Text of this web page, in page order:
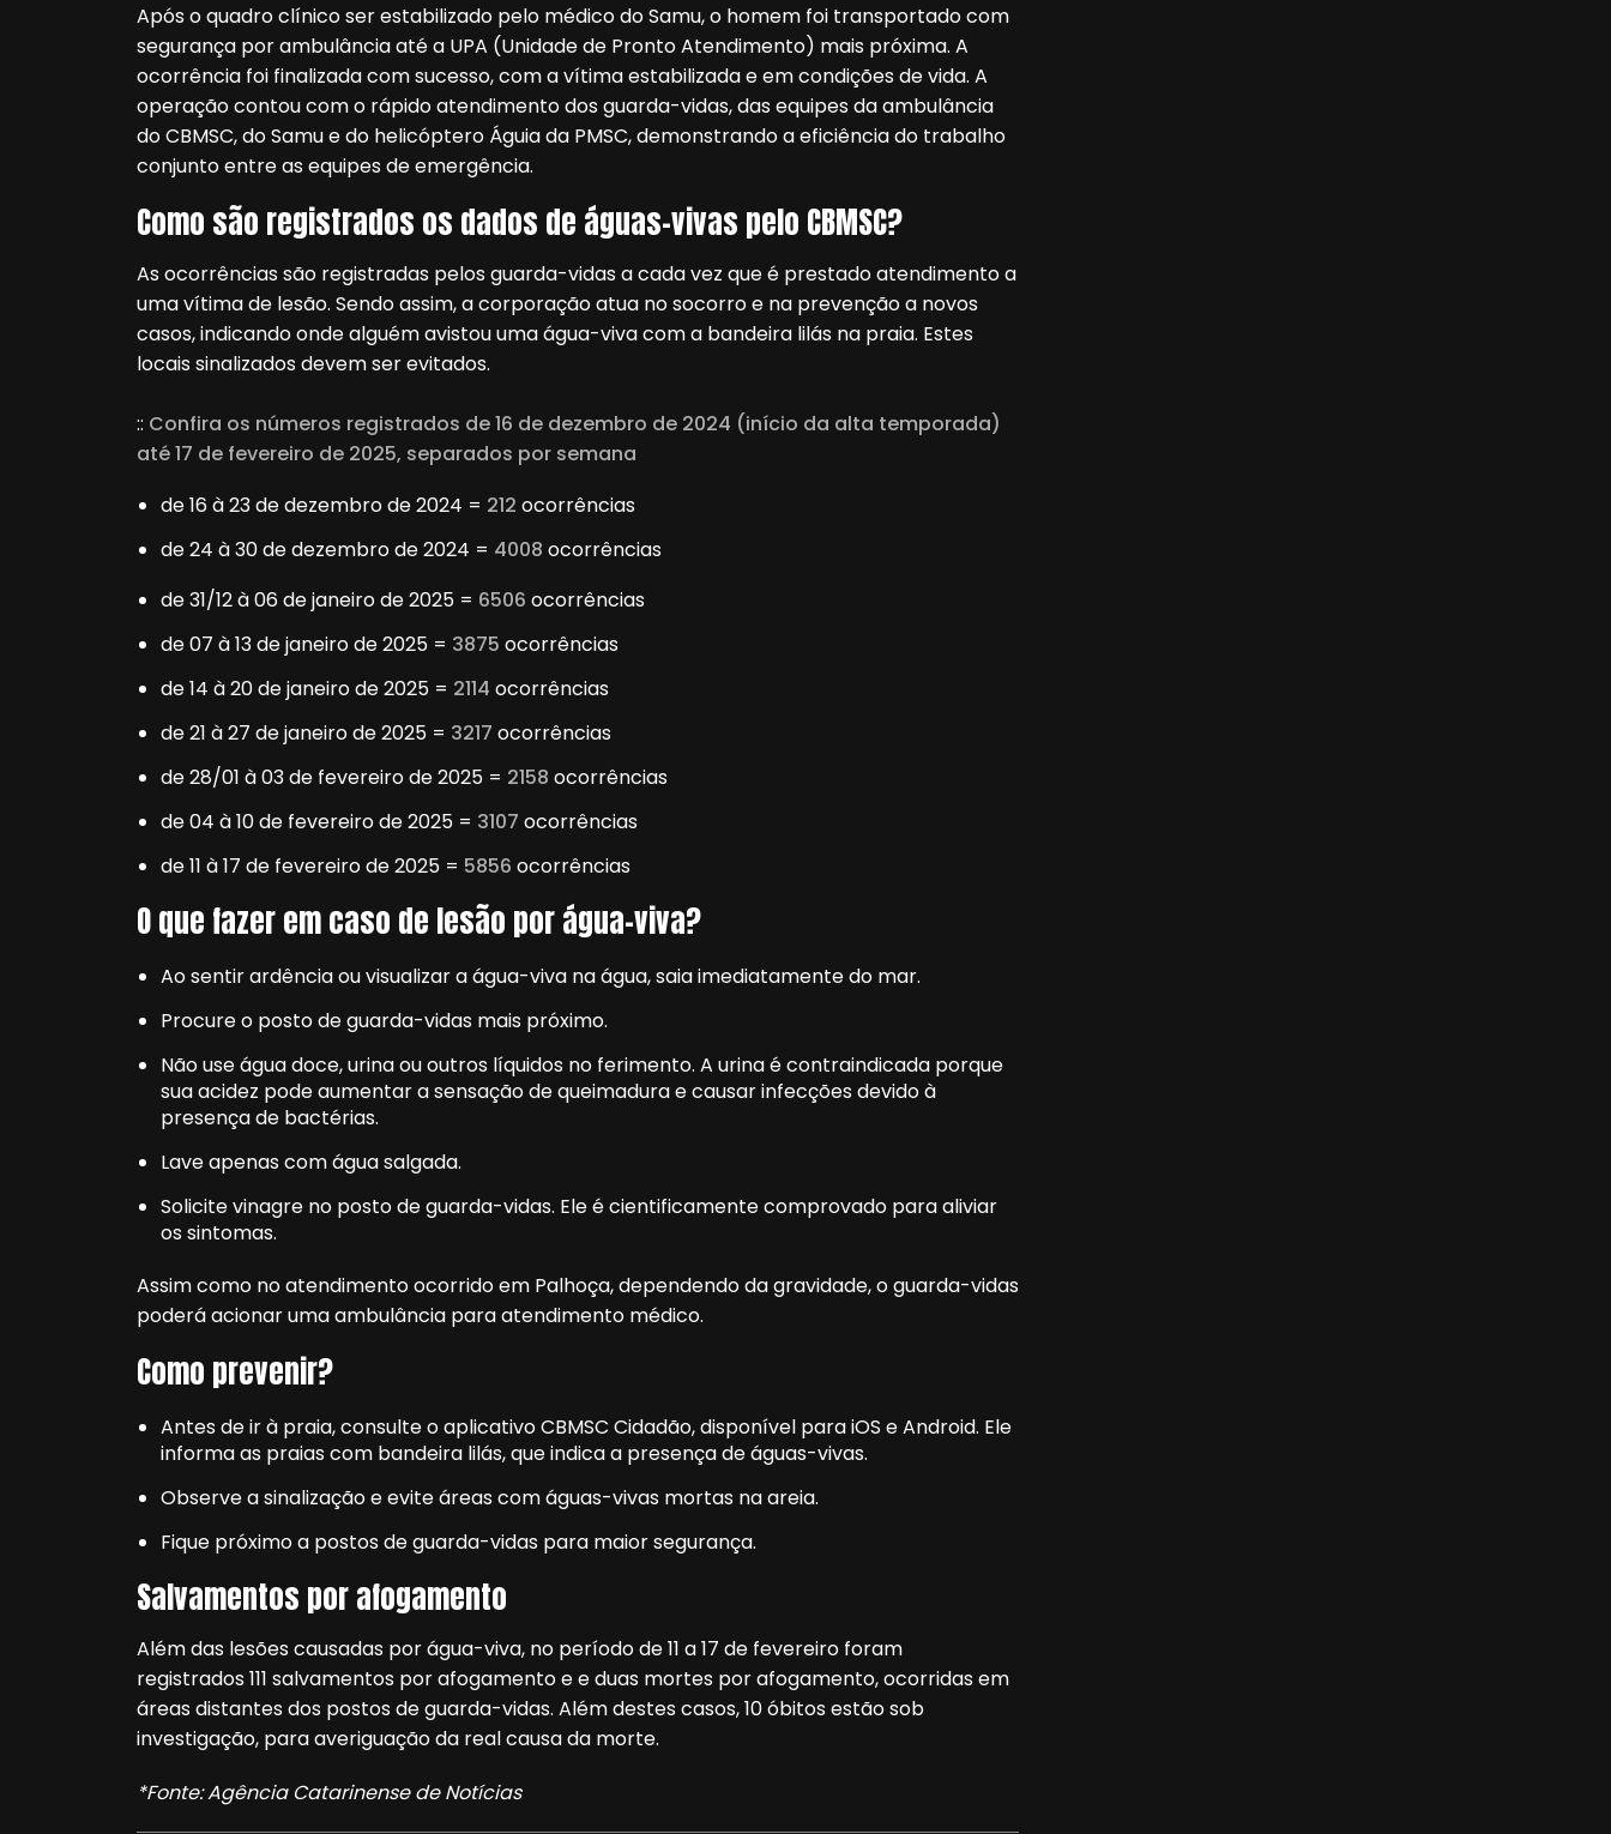
Após o quadro clínico ser estabilizado pelo médico do Samu, o homem foi transportado com
segurança por ambulância até a UPA (Unidade de Pronto Atendimento) mais próxima. A
ocorrência foi finalizada com sucesso, com a vítima estabilizada e em condições de vida. A
operação contou com o rápido atendimento dos guarda-vidas, das equipes da ambulância
do CBMSC, do Samu e do helicóptero Águia da PMSC, demonstrando a eficiência do trabalho
conjunto entre as equipes de emergência.
Como são registrados os dados de águas-vivas pelo CBMSC?
As ocorrências são registradas pelos guarda-vidas a cada vez que é prestado atendimento a
uma vítima de lesão. Sendo assim, a corporação atua no socorro e na prevenção a novos
casos, indicando onde alguém avistou uma água-viva com a bandeira lilás na praia. Estes
locais sinalizados devem ser evitados.
:: Confira os números registrados de 16 de dezembro de 2024 (início da alta temporada)
até 17 de fevereiro de 2025, separados por semana
de 16 à 23 de dezembro de 2024 = 212 ocorrências
de 24 à 30 de dezembro de 2024 = 4008 ocorrências
de 31/12 à 06 de janeiro de 2025 = 6506 ocorrências
de 07 à 13 de janeiro de 2025 = 3875 ocorrências
de 14 à 20 de janeiro de 2025 = 2114 ocorrências
de 21 à 27 de janeiro de 2025 = 3217 ocorrências
de 28/01 à 03 de fevereiro de 2025 = 2158 ocorrências
de 04 à 10 de fevereiro de 2025 = 3107 ocorrências
de 11 à 17 de fevereiro de 2025 = 5856 ocorrências
O que fazer em caso de lesão por água-viva?
Ao sentir ardência ou visualizar a água-viva na água, saia imediatamente do mar.
Procure o posto de guarda-vidas mais próximo.
Não use água doce, urina ou outros líquidos no ferimento. A urina é contraindicada porque
sua acidez pode aumentar a sensação de queimadura e causar infecções devido à
presença de bactérias.
Lave apenas com água salgada.
Solicite vinagre no posto de guarda-vidas. Ele é cientificamente comprovado para aliviar
os sintomas.
Assim como no atendimento ocorrido em Palhoça, dependendo da gravidade, o guarda-vidas
poderá acionar uma ambulância para atendimento médico.
Como prevenir?
Antes de ir à praia, consulte o aplicativo CBMSC Cidadão, disponível para iOS e Android. Ele
informa as praias com bandeira lilás, que indica a presença de águas-vivas.
Observe a sinalização e evite áreas com águas-vivas mortas na areia.
Fique próximo a postos de guarda-vidas para maior segurança.
Salvamentos por afogamento
Além das lesões causadas por água-viva, no período de 11 a 17 de fevereiro foram
registrados 111 salvamentos por afogamento e e duas mortes por afogamento, ocorridas em
áreas distantes dos postos de guarda-vidas. Além destes casos, 10 óbitos estão sob
investigação, para averiguação da real causa da morte.
*Fonte: Agência Catarinense de Notícias